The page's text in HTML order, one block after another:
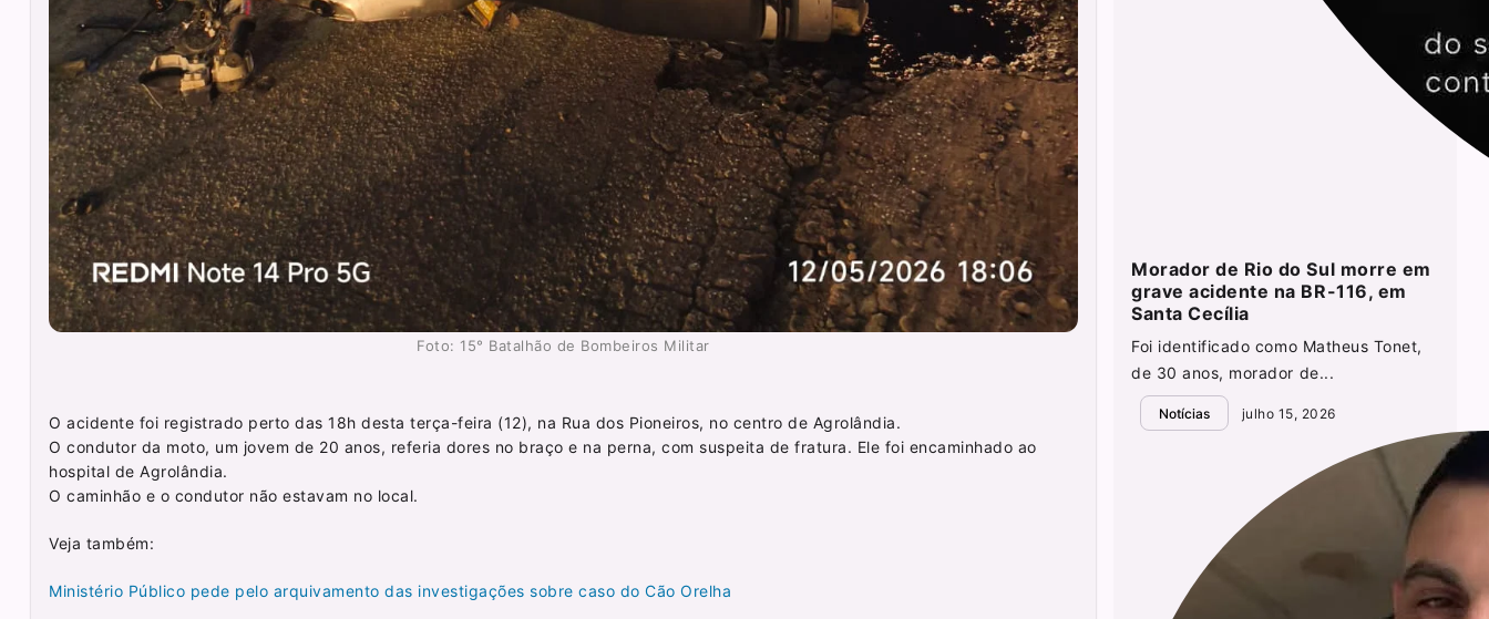
Foto: 15° Batalhão de Bombeiros Militar
O acidente foi registrado perto das 18h desta terça-feira (12), na Rua dos Pioneiros, no centro de Agrolândia.
O condutor da moto, um jovem de 20 anos, referia dores no braço e na perna, com suspeita de fratura. Ele foi encaminhado ao
hospital de Agrolândia.
O caminhão e o condutor não estavam no local.
Veja também:
Ministério Público pede pelo arquivamento das investigações sobre caso do Cão Orelha
Morador de Rio do Sul morre em
grave acidente na BR-116, em
Santa Cecília
Foi identificado como Matheus Tonet,
de 30 anos, morador de...
Notícias julho 15, 2026